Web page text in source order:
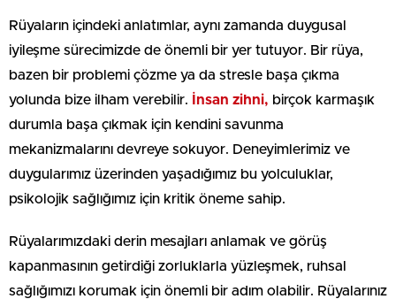
Rüyaların içindeki anlatımlar, aynı zamanda duygusal
iyileşme sürecimizde de önemli bir yer tutuyor. Bir rüya,
bazen bir problemi çözme ya da stresle başa çıkma
yolunda bize ilham verebilir.
İnsan zihni, birçok karmaşık
durumla başa çıkmak için kendini savunma
mekanizmalarını devreye sokuyor. Deneyimlerimiz ve
duygularımız üzerinden yaşadığımız bu yolculuklar,
psikolojik sağlığımız için kritik öneme sahip.
Rüyalarımızdaki derin mesajları anlamak ve görüş
kapanmasının getirdiği zorluklarla yüzleşmek, ruhsal
sağlığımızı korumak için önemli bir adım olabilir. Rüyalarınız